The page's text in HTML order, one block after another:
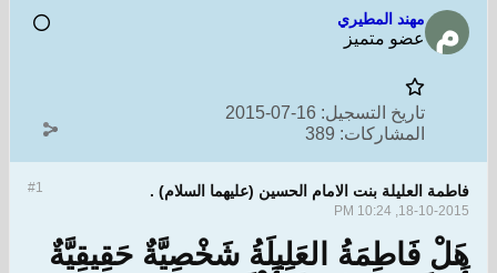
مهند المطيري
عضو متميز
تاريخ التسجيل: 16-07-2015
المشاركات: 389
#1 فاطمة العليلة بنت الامام الحسين (عليهما السلام) .
18-10-2015, 10:24 PM
هَلْ فَاطِمَةُ العَلِيلَةُ شَخْصِيَّةٌ حَقِيقِيَّةٌ